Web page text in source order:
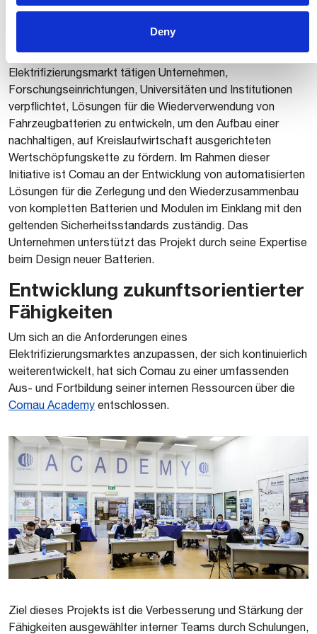
Deny
Cobat gefördert wird. Ziel des Projekts ist der Aufbau einer
Wiederverwendung von Lithiumbatterien. Intern hat sich
Comau zusammen mit anderen auf dem
Elektrifizierungsmarkt tätigen Unternehmen,
Forschungseinrichtungen, Universitäten und Institutionen
verpflichtet, Lösungen für die Wiederverwendung von
Fahrzeugbatterien zu entwickeln, um den Aufbau einer
nachhaltigen, auf Kreislaufwirtschaft ausgerichteten
Wertschöpfungskette zu fördern. Im Rahmen dieser
Initiative ist Comau an der Entwicklung von automatisierten
Lösungen für die Zerlegung und den Wiederzusammenbau
von kompletten Batterien und Modulen im Einklang mit den
geltenden Sicherheitsstandards zuständig. Das
Unternehmen unterstützt das Projekt durch seine Expertise
beim Design neuer Batterien.
Entwicklung zukunftsorientierter
Fähigkeiten
Um sich an die Anforderungen eines
Elektrifizierungsmarktes anzupassen, der sich kontinuierlich
weiterentwickelt, hat sich Comau zu einer umfassenden
Aus- und Fortbildung seiner internen Ressourcen über die
Comau Academy entschlossen.
Ziel dieses Projekts ist die Verbesserung und Stärkung der
Fähigkeiten ausgewählter interner Teams durch Schulungen,